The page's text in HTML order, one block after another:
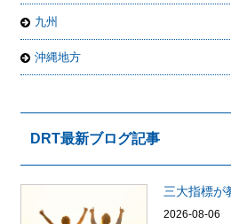
九州
沖縄地方
DRT最新ブログ記事
三大指標が
2026-08-06